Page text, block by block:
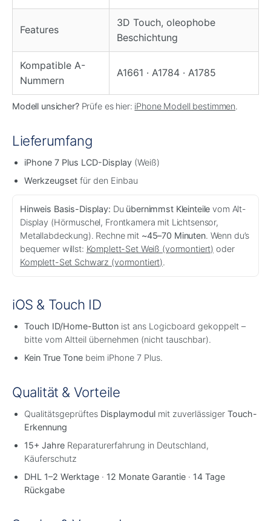
Features
3D Touch, oleophobe
Beschichtung
Kompatible A-
Nummern
A1661 · A1784 · A1785
Modell unsicher?Prüfe es hier: iPhone Modell bestimmen.
Lieferumfang
iPhone 7 Plus LCD-Display (Weiß)
Werkzeugset für den Einbau
Hinweis Basis-Display: Du übernimmst Kleinteile vom Alt-
Display (Hörmuschel, Frontkamera mit Lichtsensor,
Metallabdeckung). Rechne mit ~45–70 Minuten. Wenn du’s
bequemer willst: Komplett-Set Weiß (vormontiert) oder
Komplett-Set Schwarz (vormontiert).
iOS & Touch ID
Touch ID/Home-Button ist ans Logicboard gekoppelt –
bitte vom Altteil übernehmen (nicht tauschbar).
Kein True Tone beim iPhone 7 Plus.
Qualität & Vorteile
Qualitätsgeprüftes Displaymodul mit zuverlässiger Touch-
Erkennung
15+ Jahre Reparaturerfahrung in Deutschland,
Käuferschutz
DHL 1–2 Werktage · 12 Monate Garantie · 14 Tage
Rückgabe